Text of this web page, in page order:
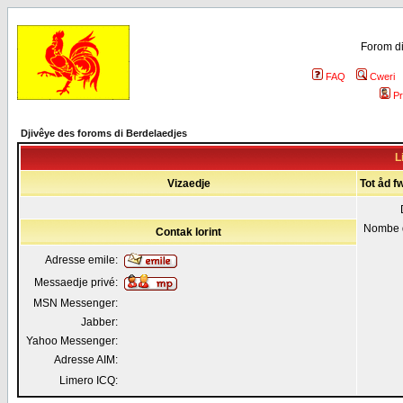
Forom
FAQ
Cweri
Djivêye des foroms di Berdelaedjes
Vizaedje Tot åd
Contak lorint
Adresse emile:
Messaedje privé:
MSN Messenger:
Jabber:
Yahoo Messenger:
Adresse AIM:
Limero ICQ: